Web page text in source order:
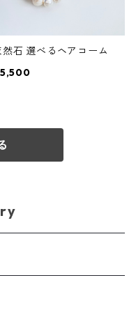
然石 選べるヘアコーム